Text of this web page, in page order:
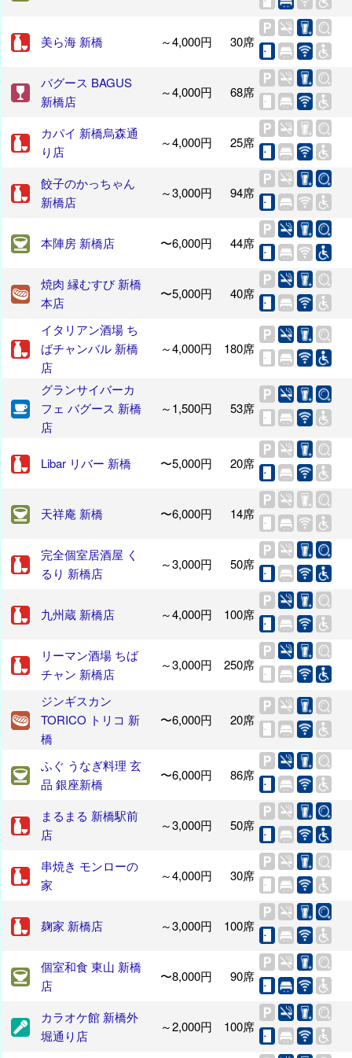
美ら海 新橋 ～4,000円 30席
バグース BAGUS
新橋店
～4,000円 68席
カパイ 新橋烏森通
り店
～4,000円 25席
餃子のかっちゃん
新橋店
～3,000円 94席
本陣房 新橋店 〜6,000円 44席
焼肉 縁むすび 新橋
本店
〜5,000円 40席
イタリアン酒場 ち
ばチャンバル 新橋
店
～4,000円 180席
グランサイバーカ
フェ バグース 新橋
店
～1,500円 53席
Libar リバー 新橋 〜5,000円 20席
天祥庵 新橋 〜6,000円 14席
完全個室居酒屋 く
るり 新橋店
～3,000円 50席
九州蔵 新橋店 ～4,000円 100席
リーマン酒場 ちば
チャン 新橋店
～3,000円 250席
ジンギスカン
TORICO トリコ 新
橋
〜6,000円 20席
ふぐ うなぎ料理 玄
品 銀座新橋
〜6,000円 86席
まるまる 新橋駅前
店
～3,000円 50席
串焼き モンローの
家
～4,000円 30席
麹家 新橋店 ～3,000円 100席
個室和食 東山 新橋
店
〜8,000円 90席
カラオケ館 新橋外
堀通り店
～2,000円 100席